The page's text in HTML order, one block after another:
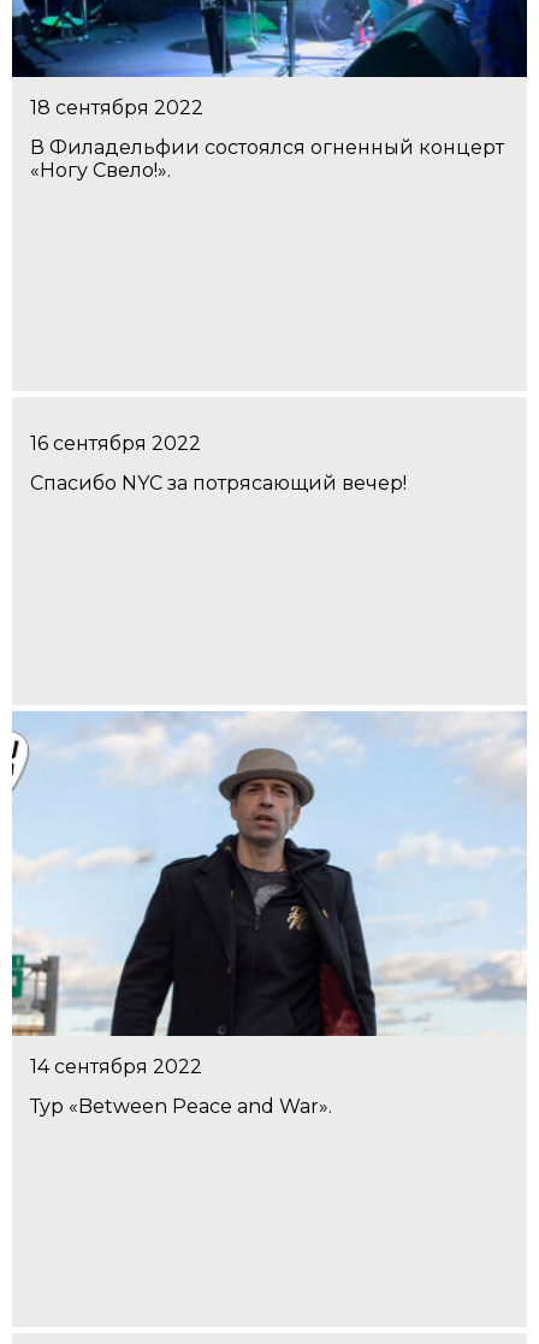
18 сентября 2022
В Филадельфии состоялся огненный концерт
«Ногу Свело!».
16 сентября 2022
Спасибо NYC за потрясающий вечер!
14 сентября 2022
Тур «Between Peace and War».